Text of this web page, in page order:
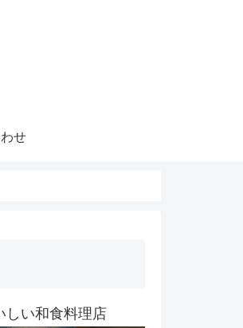
せ
しい和食料理店